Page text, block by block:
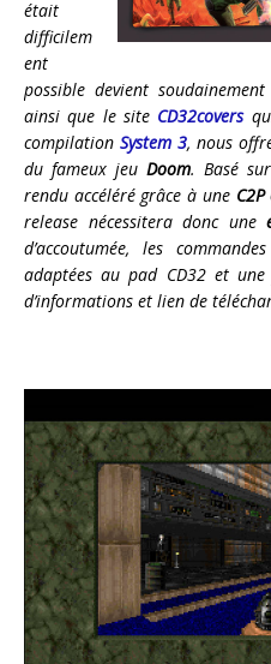
était
difficilem
ent
possible devient
ainsi que le site CD32covers
compilation System 3, nous
du fameux jeu Doom. Basé
rendu accéléré grâce à une
release nécessitera donc une
d’accoutumée, les
adaptées au pad CD32 et
d’informations et lien de